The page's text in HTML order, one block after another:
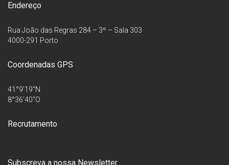
Endereço
Rua João das Regras 284 – 3º – Sala 303
4000-291 Porto
Coordenadas GPS
41°9’19″N
8°36’40″O
Recrutamento
Subscreva a nossa Newsletter